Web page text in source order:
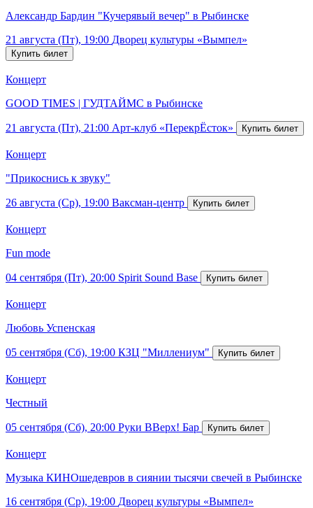
Александр Бардин "Кучерявый вечер" в Рыбинске
21 августа (Пт), 19:00 Дворец культуры «Вымпел»
Концерт
GOOD TIMES | ГУДТАЙМС в Рыбинске
21 августа (Пт), 21:00 Арт-клуб «ПерекрЁсток»
Концерт
"Прикоснись к звуку"
26 августа (Ср), 19:00 Ваксман-центр
Концерт
Fun mode
04 сентября (Пт), 20:00 Spirit Sound Base
Концерт
Любовь Успенская
05 сентября (Сб), 19:00 КЗЦ "Миллениум"
Концерт
Честный
05 сентября (Сб), 20:00 Руки ВВерх! Бар
Концерт
Музыка КИНОшедевров в сиянии тысячи свечей в Рыбинске
16 сентября (Ср), 19:00 Дворец культуры «Вымпел»